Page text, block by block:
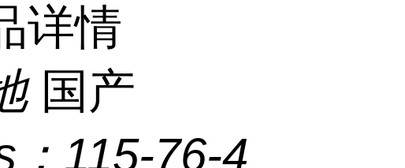
详情
国产
115-76-4